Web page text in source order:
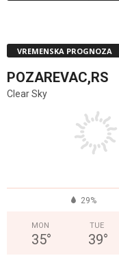
VREMENSKA PROGNOZA
POZAREVAC,RS
Clear Sky
29%
MON
35°
TUE
39°